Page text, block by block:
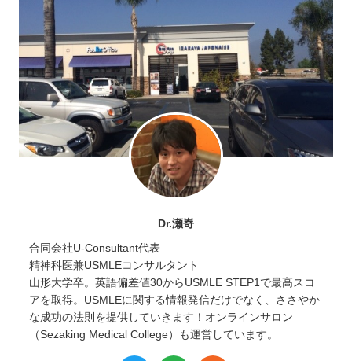
Dr.瀬嵜
合同会社U-Consultant代表
精神科医兼USMLEコンサルタント
山形大学卒。英語偏差値30からUSMLE STEP1で最高スコ
アを取得。USMLEに関する情報発信だけでなく、ささやか
な成功の法則を提供していきます！オンラインサロン
（Sezaking Medical College）も運営しています。